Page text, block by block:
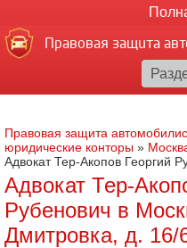
Правовая защита
Правовая защита
юридические конторы »
Адвокат Тер-Акопов Георгий
Адвокат Тер-
Рубенович в
Дмитровка, д. 16/